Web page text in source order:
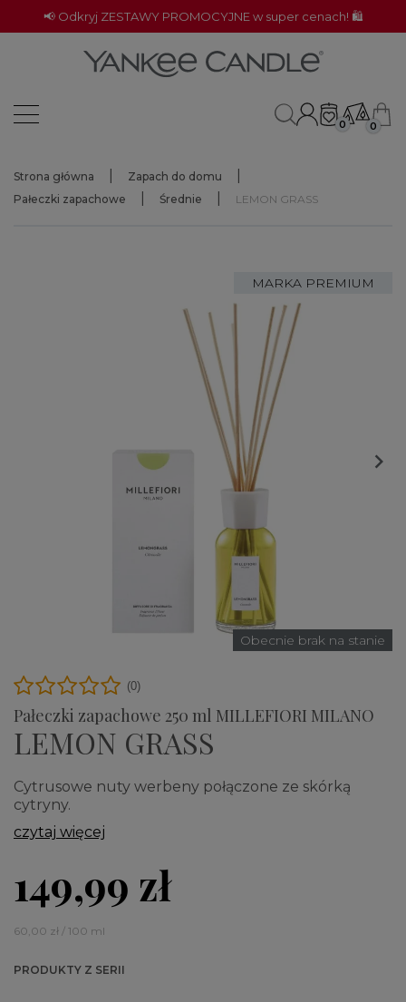
📢 Odkryj ZESTAWY PROMOCYJNE w super cenach! 🛍️
0 0
Strona główna
Zapach do domu
Pałeczki zapachowe
Średnie LEMON GRASS
MARKA PREMIUM

Obecnie brak na stanie
Pałeczki zapachowe 250 ml MILLEFIORI MILANO
LEMON GRASS
(0)
Cytrusowe nuty werbeny połączone ze skórką
cytryny.
czytaj więcej
149,99 zł
60,00 zł / 100 ml
PRODUKTY Z SERII